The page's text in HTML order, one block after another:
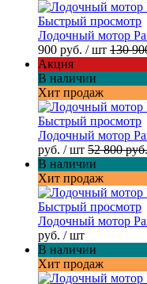
Быстрый просмотр
Лодочный мотор
900 руб. / шт 130
Акция
В наличии
Хит продаж
Быстрый просмотр
Лодочный мотор
руб. / шт 52 800 руб.
В наличии
Хит продаж
Быстрый просмотр
Лодочный мотор
руб. / шт
В наличии
Хит продаж